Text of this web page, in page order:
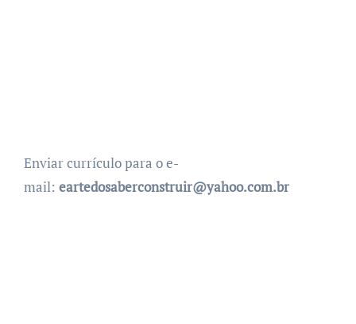
Enviar currículo para o e-
mail: eartedosaberconstruir@yahoo.com.br